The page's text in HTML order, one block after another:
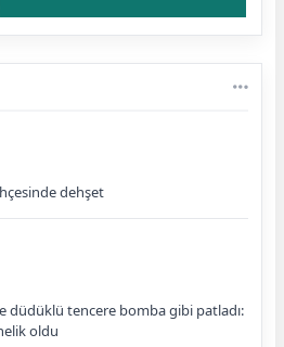
dehşet
düdüklü tencere bomba gibi patladı:
oldu